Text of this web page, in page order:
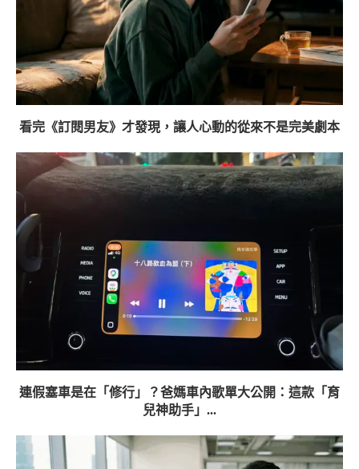
看完《訂閱男友》才發現，讓人心動的從來不是完美劇本
連假塞車是在「修行」？爸媽車內歌單大公開：這款「育
兒神助手」...